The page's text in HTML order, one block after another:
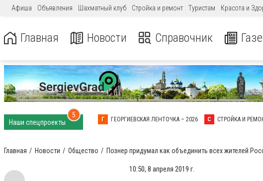
Афиша Объявления Шахматный клуб Стройка и ремонт Туристам Красота и
Главная Новости Справочник
Наши спецпроекты
5
Г ГЕОРГИЕВСКАЯ ЛЕНТОЧКА – 2026 С СТРОЙКА И
Главная Новости Общество Познер придумал как объединить всех жителей
10:50, 8 апреля 2019 г.